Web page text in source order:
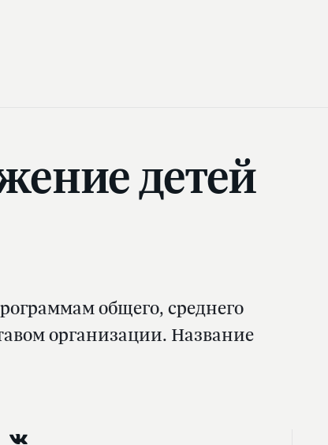
детей
общего, среднего
организации. Название